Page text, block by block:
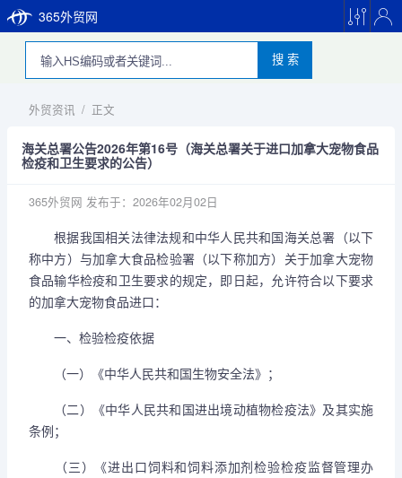
365外贸网
搜 索
外贸资讯 / 正文
海关总署公告2026年第16号（海关总署关于进口加拿大宠物食品
检疫和卫生要求的公告）
365外贸网 发布于：2026年02月02日
根据我国相关法律法规和中华人民共和国海关总署（以下
称中方）与加拿大食品检验署（以下称加方）关于加拿大宠物
食品输华检疫和卫生要求的规定，即日起，允许符合以下要求
的加拿大宠物食品进口：
一、检验检疫依据
（一）《中华人民共和国生物安全法》；
（二）《中华人民共和国进出境动植物检疫法》及其实施
条例；
（三）《进出口饲料和饲料添加剂检验检疫监督管理办